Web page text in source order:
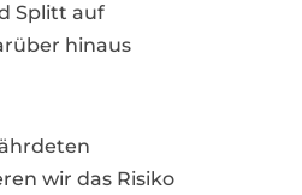
Splitt auf
hinaus
wir das Risiko